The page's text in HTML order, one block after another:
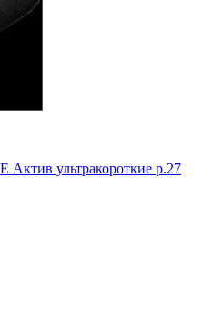
ультракороткие р.27